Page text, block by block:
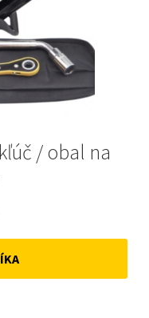
/ obal na